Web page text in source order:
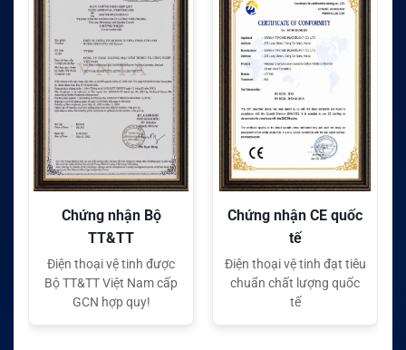
Chứng nhận Bộ
TT&TT
Điện thoại vệ tinh được
Bộ TT&TT Việt Nam cấp
GCN hợp quy!
Chứng nhận CE quốc
tế
Điện thoại vệ tinh đạt tiêu
chuẩn chất lượng quốc
tế